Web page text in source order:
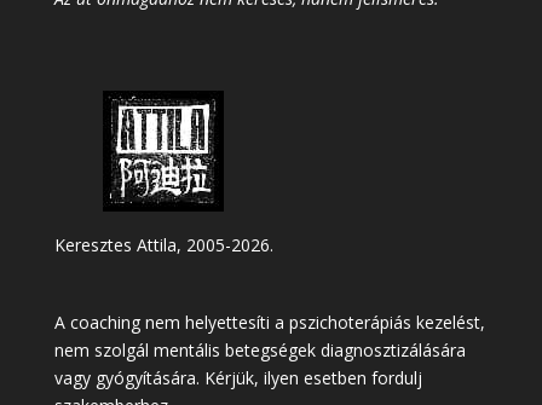
Keresztes Attila, 2005-2026.
A coaching nem helyettesíti a pszichoterápiás kezelést,
nem szolgál mentális betegségek diagnosztizálására
vagy gyógyítására. Kérjük, ilyen esetben fordulj